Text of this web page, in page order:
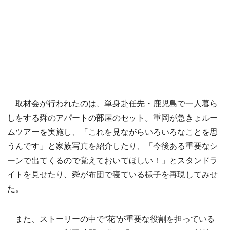
取材会が行われたのは、単身赴任先・鹿児島で一人暮ら
しをする舜のアパートの部屋のセット。重岡が急きょルー
ムツアーを実施し、「これを見ながらいろいろなことを思
うんです」と家族写真を紹介したり、「今後ある重要なシ
ーンで出てくるので覚えておいてほしい！」とスタンドラ
イトを見せたり、舜が布団で寝ている様子を再現してみせ
た。
また、ストーリーの中で“花”が重要な役割を担っている